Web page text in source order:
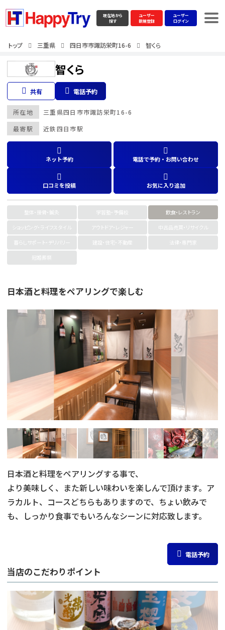
現在地から
探す
ユーザー
新規登録
ユーザー
ログイン
トップ 三重県 四日市市諏訪栄町16-6 智くら
智くら
共有 電話予約
最寄駅 近鉄四日市駅
所在地 三重県四日市市諏訪栄町16-6
ネット予約 電話で予約・お問い合わせ
口コミを投稿 お気に入り追加
整体・接骨・鍼灸 学習塾・予備校
飲食・レストラン
ショッピング・ライフスタイル
アウトドア・レジャー
中古品売買・リサイクル
暮らしサポート・デリバリー
建設・住宅・不動産
法律・専門家
冠婚葬祭
日本酒と料理をペアリングで楽しむ
日本酒と料理をペアリングする事で、
より美味しく、また新しい味わいを楽しんで頂けます。ア
ラカルト、コースどちらもありますので、ちょい飲みで
も、しっかり食事でもいろんなシーンに対応致します。
電話予約
当店のこだわりポイント